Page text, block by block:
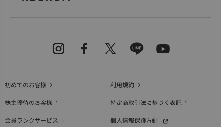
初めてのお客様
利用規約
株主優待のお客様
特定商取引法に基づく表記
会員ランクサービス
個人情報保護方針